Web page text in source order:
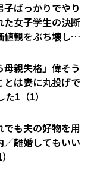
ばっかりでやり
た女子学生の決断
観をぶち壊した
母親失格」偉そう
とは妻に丸投げで
1（1）
でも夫の好物を用
離婚してもいい